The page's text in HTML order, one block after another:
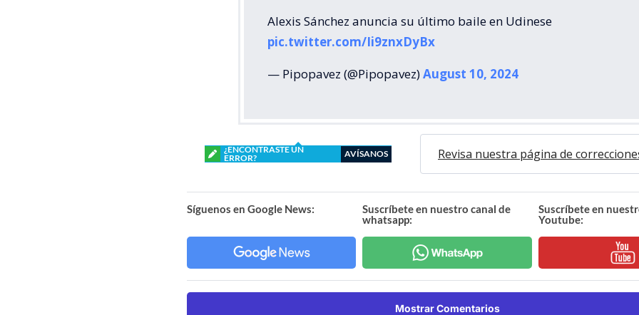
Alexis Sánchez anuncia su último baile en Udinese
pic.twitter.com/Ii9znxDyBx
— Pipopavez (@Pipopavez)August 10, 2024
¿ENCONTRASTE UN
ERROR?
AVÍSANOS Revisa nuestra página de
Síguenos en Google News:
Suscríbete en nuestro canal de
whatsapp:
Suscríbete en
Youtube:
Mostrar Comentarios